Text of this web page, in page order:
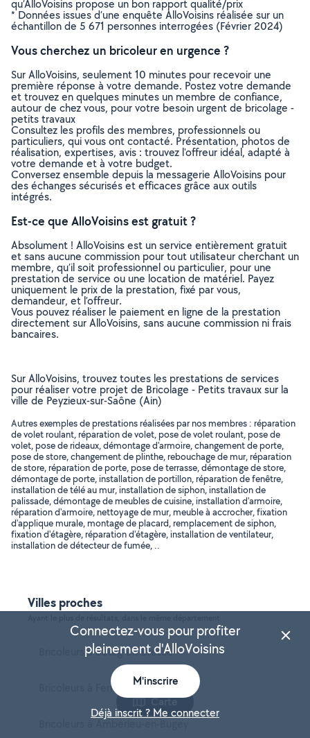
qu’AlloVoisins propose un bon rapport qualité/prix
* Données issues d’une enquête AlloVoisins réalisée sur un
échantillon de 5 671 personnes interrogées (Février 2024)
Vous cherchez un bricoleur en urgence ?
Sur AlloVoisins, seulement 10 minutes pour recevoir une
première réponse à votre demande. Postez votre demande
et trouvez en quelques minutes un membre de confiance,
autour de chez vous, pour votre besoin urgent de bricolage -
petits travaux
Consultez les profils des membres, professionnels ou
particuliers, qui vous ont contacté. Présentation, photos de
réalisation, expertises, avis : trouvez l'offreur idéal, adapté à
votre demande et à votre budget.
Conversez ensemble depuis la messagerie AlloVoisins pour
des échanges sécurisés et efficaces grâce aux outils
intégrés.
Est-ce que AlloVoisins est gratuit ?
Absolument ! AlloVoisins est un service entièrement gratuit
et sans aucune commission pour tout utilisateur cherchant un
membre, qu’il soit professionnel ou particulier, pour une
prestation de service ou une location de matériel. Payez
uniquement le prix de la prestation, fixé par vous,
demandeur, et l’offreur.
Vous pouvez réaliser le paiement en ligne de la prestation
directement sur AlloVoisins, sans aucune commission ni frais
bancaires.
Sur AlloVoisins, trouvez toutes les prestations de services
pour réaliser votre projet de Bricolage - Petits travaux sur la
ville de Peyzieux-sur-Saône (Ain)
Autres exemples de prestations réalisées par nos membres : réparation
de volet roulant, réparation de volet, pose de volet roulant, pose de
volet, pose de rideaux, démontage d'armoire, changement de porte,
pose de store, changement de plinthe, rebouchage de mur, réparation
de store, réparation de porte, pose de terrasse, démontage de store,
démontage de porte, installation de portillon, réparation de fenêtre,
installation de télé au mur, installation de siphon, installation de
palissade, démontage de meubles de cuisine, installation d'armoire,
réparation d'armoire, nettoyage de mur, meuble à accrocher, fixation
d'applique murale, montage de placard, remplacement de siphon,
fixation d'étagère, réparation d'étagère, installation de ventilateur,
installation de détecteur de fumée, ..
Villes proches
Bricoleurs à Bourg-en-Bresse
Bricoleurs à Ferney-Voltaire
Bricoleurs à Ambérieu-en-Bugey
Carte
Connectez-vous pour profiter
pleinement d'AlloVoisins
M'inscrire
Déjà inscrit ? Me connecter